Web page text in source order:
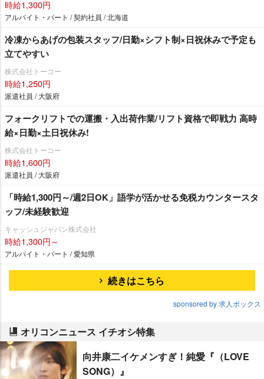
時給1,300円
アルバイト・パート / 契約社員 / 北海道
冷凍からあげの包装スタッフ/日勤×シフト制×日祝休みで予定も
立てやすい
株式会社トーコー
時給1,250円
派遣社員 / 大阪府
フォークリフトでの運搬・入出荷作業/リフト資格で即戦力 高時
給×日勤×土日祝休み!
株式会社トーコー
時給1,600円
派遣社員 / 大阪府
「時給1,300円～/週2日OK」語学が活かせる免税カウンタースタ
ッフ/未経験歓迎
キャッシュジャパン株式会社
時給1,300円～
アルバイト・パート / 愛知県
続きはこちら
sponsored by 求人ボックス
オリコンニュース イチオシ特集
向井康二イケメンすぎ！純愛『（LOVE
SONG）』